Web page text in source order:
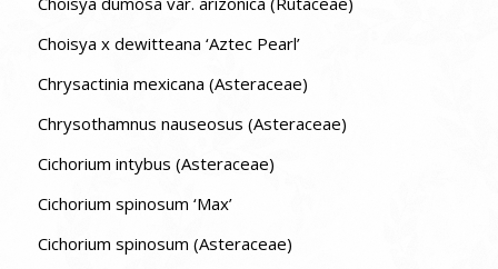
Choisya x dewitteana ‘Aztec Pearl’
Chrysactinia mexicana (Asteraceae)
Chrysothamnus nauseosus (Asteraceae)
Cichorium intybus (Asteraceae)
Cichorium spinosum ‘Max’
Cichorium spinosum (Asteraceae)